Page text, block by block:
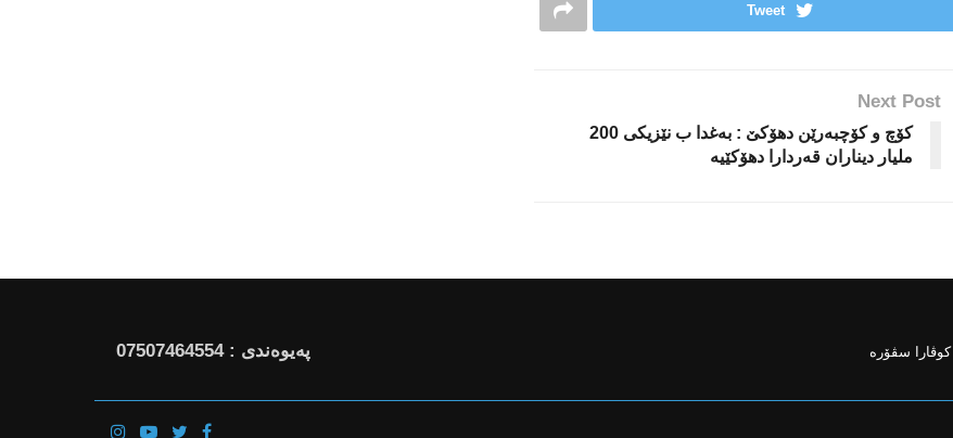
Tweet
Next Post
كۆچ و كۆچبه‌رێن دهۆكێ : به‌غدا ب نێزیكى 200
ملیار دیناران قه‌ردارا دهۆكێیه‌
كوڤارا سڤۆره‌ پەیوەندی : 07507464554